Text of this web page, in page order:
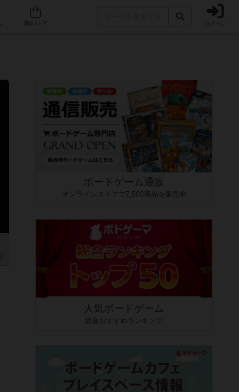
人気ボードゲーム ログイン
ボードゲーム通販
オンラインストアで7,500商品を販売中
人気ボードゲーム
総合おすすめランキング